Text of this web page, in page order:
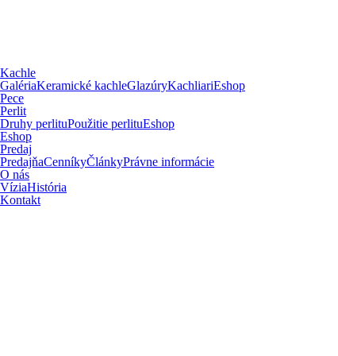
Kachle
GalériaKeramické kachleGlazúryKachliariEshop
Pece
Perlit
Druhy perlituPoužitie perlituEshop
Eshop
Predaj
PredajňaCenníkyČlánkyPrávne informácie
O nás
VíziaHistória
Kontakt